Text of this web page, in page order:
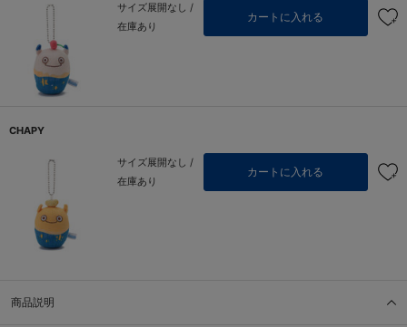
サイズ展開なし /
在庫あり
カートに入れる
CHAPY
サイズ展開なし /
在庫あり
カートに入れる
商品説明